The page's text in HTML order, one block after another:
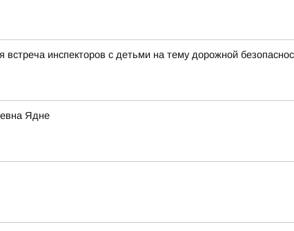
инспекторов с детьми на тему дорожной
Ядне